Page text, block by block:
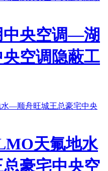
中央空调—湖
空调隐蔽工
天氟地水
豪宅中央空